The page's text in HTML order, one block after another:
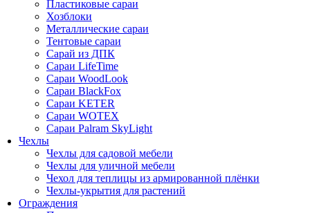
Пластиковые сараи
Хозблоки
Металлические сараи
Тентовые сараи
Сарай из ДПК
Cараи LifeTime
Cараи WoodLook
Сараи BlackFox
Сараи KETER
Сараи WOTEX
Сараи Palram SkyLight
Чехлы
Чехлы для садовой мебели
Чехлы для уличной мебели
Чехол для теплицы из армированной плёнки
Чехлы-укрытия для растений
Ограждения